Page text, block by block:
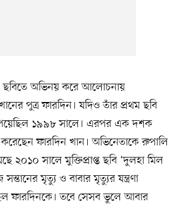
ছবিতে অভিনয় করে আলোচনায়
পুত্র ফারদিন। যদিও তাঁর প্রথম ছবি
১৯৯৮ সালে। এরপর এক দশক
ফারদিন খান। অভিনেতাকে রুপালি
২০১০ সালে মুক্তিপ্রাপ্ত ছবি ‘দুলহা মিল
মৃত্যু ও বাবার মৃত্যুর যন্ত্রণা
ফারদিনকে। তবে সেসব ভুলে আবার